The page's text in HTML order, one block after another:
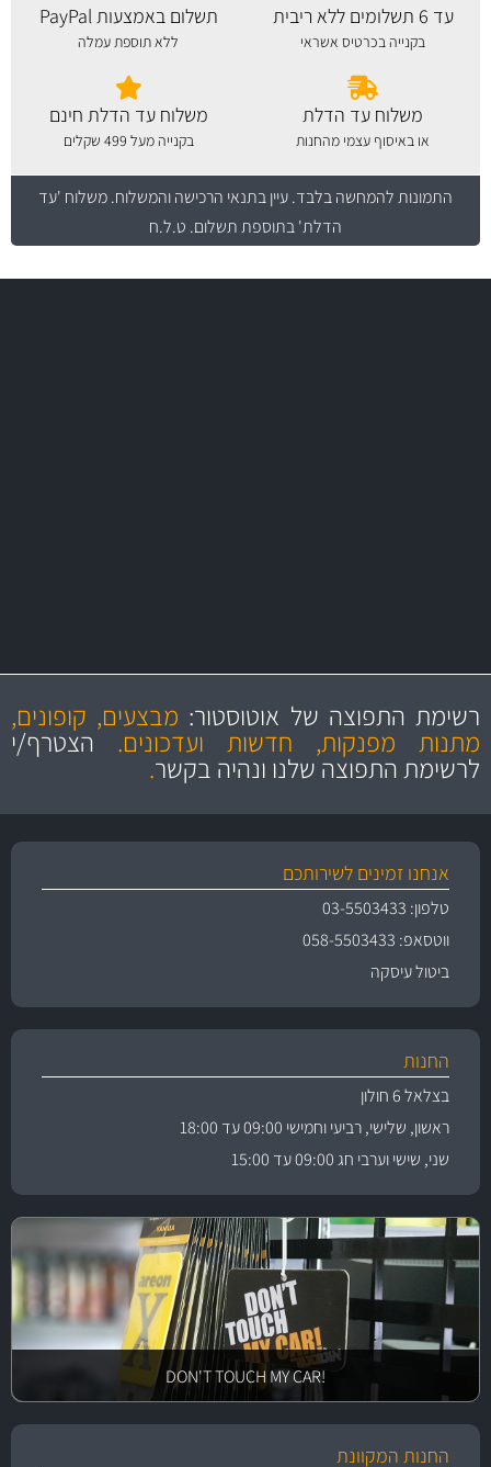
עד 6 תשלומים ללא ריבית
בקנייה בכרטיס אשראי
תשלום באמצעות PayPal
ללא תוספת עמלה
משלוח עד הדלת
או באיסוף עצמי מהחנות
משלוח עד הדלת חינם
בקנייה מעל 499 שקלים
התמונות להמחשה בלבד.עיין בתנאי הרכישה והמשלוח. משלוח 'עד
הדלת' בתוספת תשלום. ט.ל.ח
מקצועיות
ושירות מצויין
מחירים
הוגנים
והיצע מוצרים איכותירשימת התפוצה של אוטוסטור: מבצעים, קופונים,
מתנות מפנקות, חדשות ועדכונים. הצטרף/י
לרשימת התפוצה שלנו ונהיה בקשר.
אנחנו זמינים לשירותכם
טלפון: 03-5503433
ווטסאפ: 058-5503433
ביטול עיסקה
החנות
בצלאל 6 חולון
ראשון, שלישי, רביעי וחמישי 09:00 עד 18:00
שני, שישי וערבי חג 09:00 עד 15:00
!DON'T TOUCH MY CAR
החנות המקוונת